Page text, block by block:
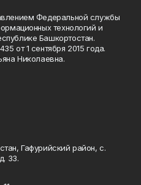
Федеральной службы
технологий и
Башкортостан.
от 1 сентября 2015 года.
Николаевна.
Гафурийский район, с.
33.